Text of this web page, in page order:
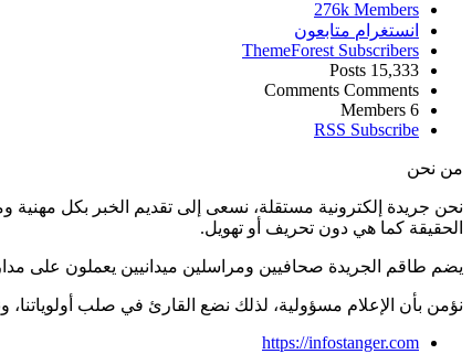
276k Members
انستغرام متابعون
ThemeForest Subscribers
15,333
Posts
Comments Comments
6
Members
RSS Subscribe
من نحن
نحن جريدة إلكترونية مستقلة، نسعى إلى تقديم الخبر بكل
الحقيقة كما هي دون تحريف أو تهويل.
يضم طاقم الجريدة صحافيين ومراسلين ميدانيين يعملون على
نؤمن بأن الإعلام مسؤولية، لذلك نضع القارئ في صلب
https://infostanger.com